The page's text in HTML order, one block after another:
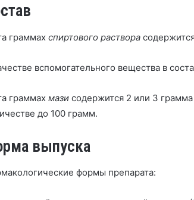
граммах спиртового раствора
вспомогательного вещества в
граммах мази содержится 2 или 3
до 100 грамм.
выпуска
формы препарата: